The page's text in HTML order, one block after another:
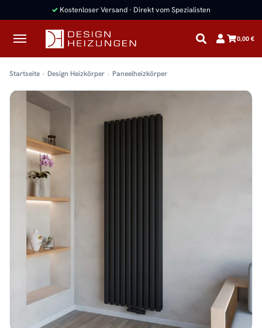
✓ Kostenloser Versand · Direkt vom Spezialisten
0,00 €
Startseite Design Heizkörper Paneelheizkörper